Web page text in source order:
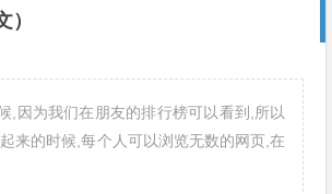
）
,因为我们在朋友的排行榜可以看到,所以
来的时候,每个人可以浏览无数的网页,在